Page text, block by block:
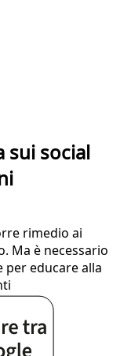
sui social
rimedio ai
Ma è necessario
educare alla